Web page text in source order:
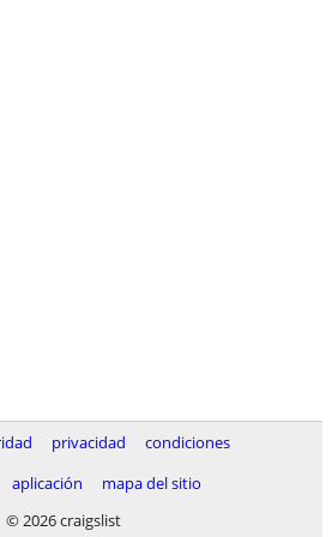
privacidad
condiciones
aplicación
mapa del sitio
© 2026 craigslist